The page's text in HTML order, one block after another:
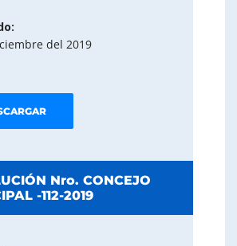
del 2019
Nro. CONCEJO
-112-2019